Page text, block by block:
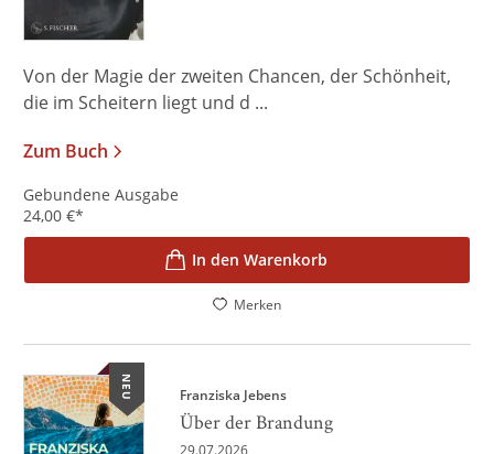
Von der Magie der zweiten Chancen, der Schönheit,
die im Scheitern liegt und d ...
Zum Buch
Gebundene Ausgabe
24,00 €*
In den Warenkorb
Merken
NEU Franziska Jebens
Über der Brandung